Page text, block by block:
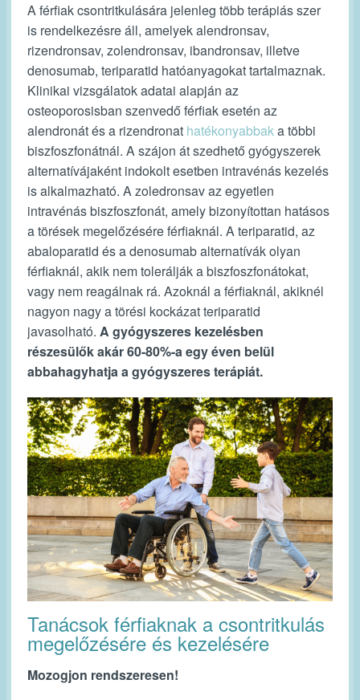
A férfiak csontritkulására jelenleg több terápiás szer
is rendelkezésre áll, amelyek alendronsav,
rizendronsav, zolendronsav, ibandronsav, illetve
denosumab, teriparatid hatóanyagokat tartalmaznak.
Klinikai vizsgálatok adatai alapján az
osteoporosisban szenvedő férfiak esetén az
alendronát és a rizendronat hatékonyabbaka többi
biszfoszfonátnál. A szájon át szedhető gyógyszerek
alternatívájaként indokolt esetben intravénás kezelés
is alkalmazható. A zoledronsav az egyetlen
intravénás biszfoszfonát, amely bizonyítottan hatásos
a törések megelőzésére férfiaknál. A teriparatid, az
abaloparatid és a denosumab alternatívák olyan
férfiaknál, akik nem tolerálják a biszfoszfonátokat,
vagy nem reagálnak rá. Azoknál a férfiaknál, akiknél
nagyon nagy a törési kockázat teriparatid
javasolható. A gyógyszeres kezelésben
részesülők akár 60-80%-a egy éven belül
abbahagyhatja a gyógyszeres terápiát.
Tanácsok férfiaknak a csontritkulás
megelőzésére és kezelésére
Mozogjon rendszeresen!